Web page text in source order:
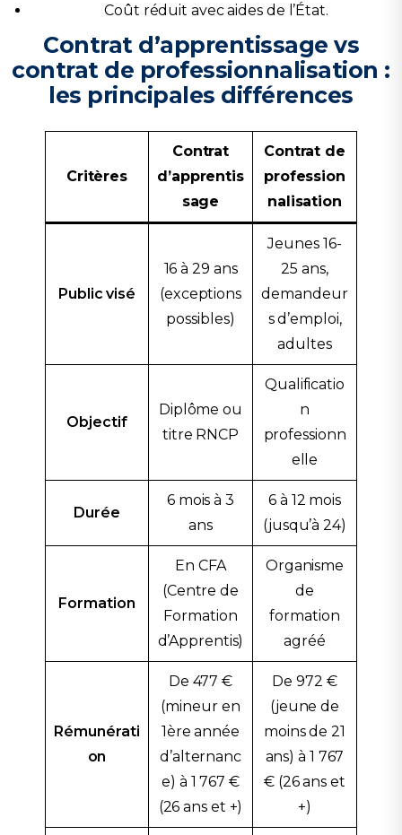
Coût réduit avec aides de l’État.
Contrat d’apprentissage vs
contrat de professionnalisation :
les principales différences
Critères
Contrat
d’apprentis
sage
Contrat de
profession
nalisation
Public visé
16 à 29 ans
(exceptions
possibles)
Jeunes 16-
25 ans,
demandeur
s d’emploi,
adultes
Objectif
Diplôme ou
titre RNCP
Qualificatio
n
professionn
elle
Durée
6 mois à 3
ans
6 à 12 mois
(jusqu’à 24)
Formation
En CFA
(Centre de
Formation
d’Apprentis)
Organisme
de
formation
agréé
Rémunérati
on
De 477 €
(mineur en
1ère année
d’alternanc
e) à 1 767 €
(26 ans et +)
De 972 €
(jeune de
moins de 21
ans) à 1 767
€ (26 ans et
+)